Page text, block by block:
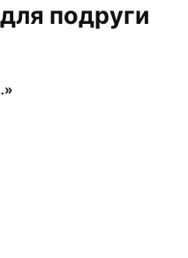
подруги